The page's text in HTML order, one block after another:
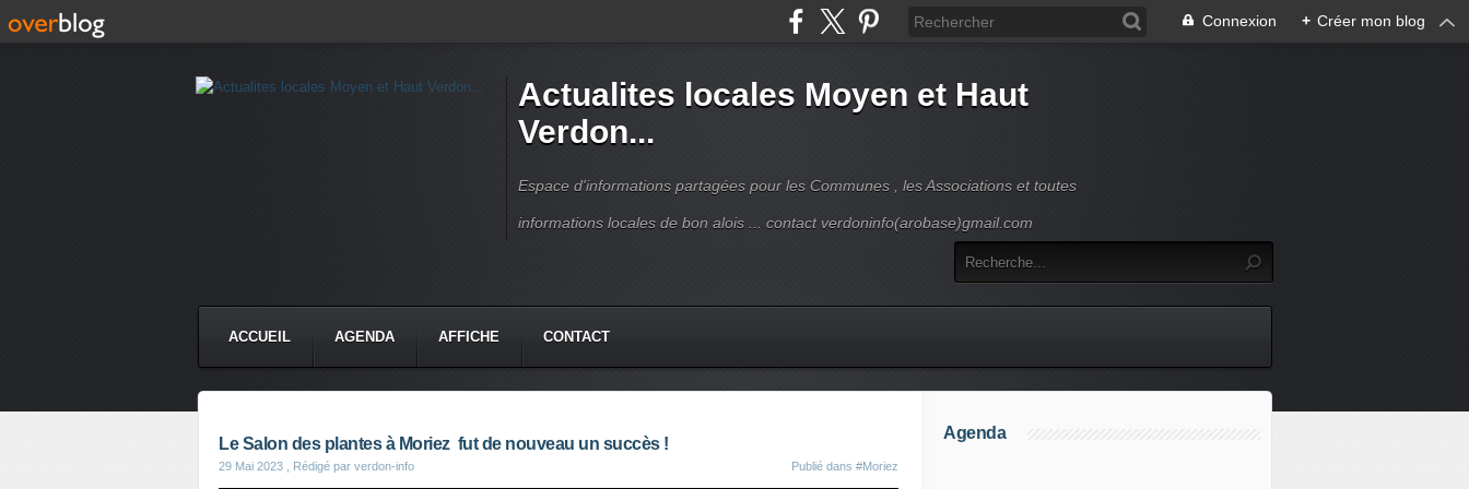
Connexion + Créer mon blog
Actualites locales Moyen et Haut
Verdon...
Espace d'informations partagées pour les Communes , les Associations et toutes
informations locales de bon alois ... contact verdoninfo(arobase)gmail.com
ACCUEIL AGENDA AFFICHE CONTACT
Le Salon des plantes à Moriez fut de nouveau un succès !
29 Mai 2023 , Rédigé par verdon-info Publié dans #Moriez
Agenda